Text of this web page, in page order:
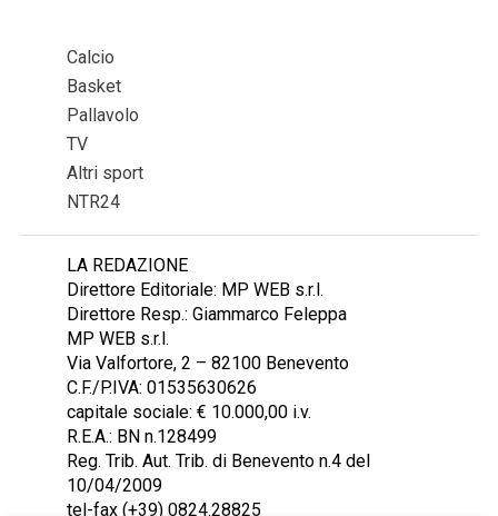
Calcio
Basket
Pallavolo
TV
Altri sport
NTR24
LA REDAZIONE
Direttore Editoriale: MP WEB s.r.l.
Direttore Resp.: Giammarco Feleppa
MP WEB s.r.l.
Via Valfortore, 2 – 82100 Benevento
C.F./P.IVA: 01535630626
capitale sociale: € 10.000,00 i.v.
R.E.A.: BN n.128499
Reg. Trib. Aut. Trib. di Benevento n.4 del
10/04/2009
tel-fax (+39) 0824.28825